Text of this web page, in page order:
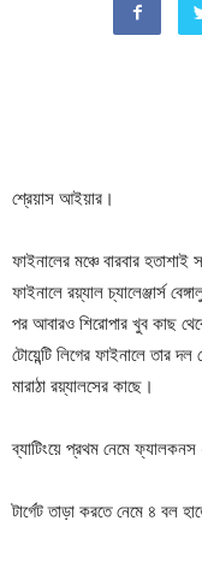
শ্রেয়াস আইয়ার।
ফাইনালের মঞ্চে বারবার
ফাইনালে রয়্যাল চ্যালেঞ্জার্স
পর আবারও শিরোপার খুব কাছ
টোয়েন্টি লিগের ফাইনালে তার
মারাঠা রয়্যালসের কাছে।
ব্যাটিংয়ে প্রথম নেমে
টার্গেট তাড়া করতে নেমে ৪ বল